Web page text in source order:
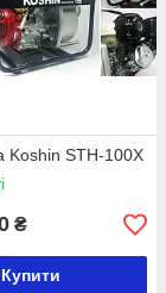
Koshin STH-100X
₴
Купити